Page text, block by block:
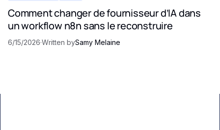
Comment changer de fournisseur d’IA dans
un workflow n8n sans le reconstruire
6/15/2026·Written bySamy Melaine